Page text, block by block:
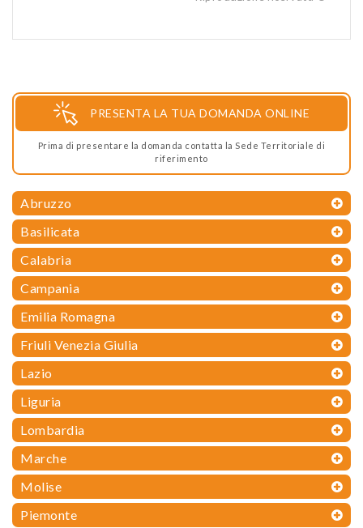
PRESENTA LA TUA DOMANDA ONLINE
Prima di presentare la domanda contatta la Sede Territoriale di
riferimento
Abruzzo
Basilicata
Calabria
Campania
Emilia Romagna
Friuli Venezia Giulia
Lazio
Liguria
Lombardia
Marche
Molise
Piemonte